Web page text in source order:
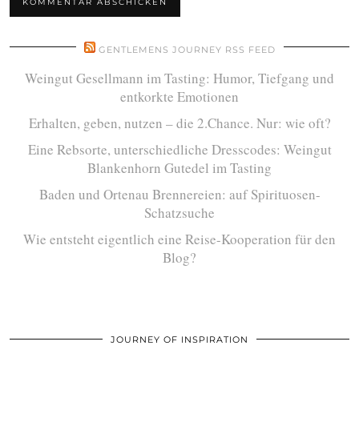
GENTLEMENS JOURNEY RSS FEED
Weingut Gesellmann im Tasting: Humor, Tiefgang und
entkorkte Emotionen
Erhalten, geben, nutzen – die 2.Chance. Nur: wie oft?
Eine Rebsorte, unterschiedliche Dresscodes: Weingut
Blankenhorn Gutedel im Tasting
Baden und Ortenau Brennereien: auf Spirituosen-
Schatzsuche
Wie entsteht eigentlich eine Reise-Kooperation für den
Blog?
JOURNEY OF INSPIRATION